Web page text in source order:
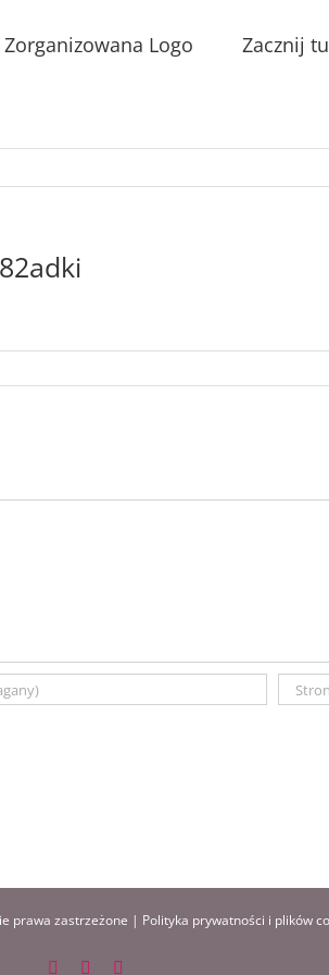
Zacznij
prawa zastrzeżone | Polityka prywatności i plików
FacebookInstagram